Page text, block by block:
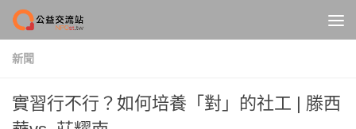
Skip to content
新聞
實習行不行？如何培養「對」的社工 | 滕西